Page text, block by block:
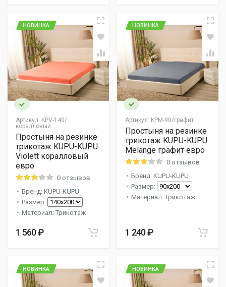
Артикул: KPV-140/
коралловый
НОВИНКА
Простыня на резинке
трикотаж KUPU-KUPU
Violett коралловый
евро
0 отзывов
Бренд: KUPU-KUPU
Размер:
Материал: Трикотаж
1 560 ₽
Артикул: KPM-90/графит
НОВИНКА
Простыня на резинке
трикотаж KUPU-KUPU
Melange графит евро
0 отзывов
Бренд: KUPU-KUPU
Размер:
Материал: Трикотаж
1 240 ₽
НОВИНКА НОВИНКА